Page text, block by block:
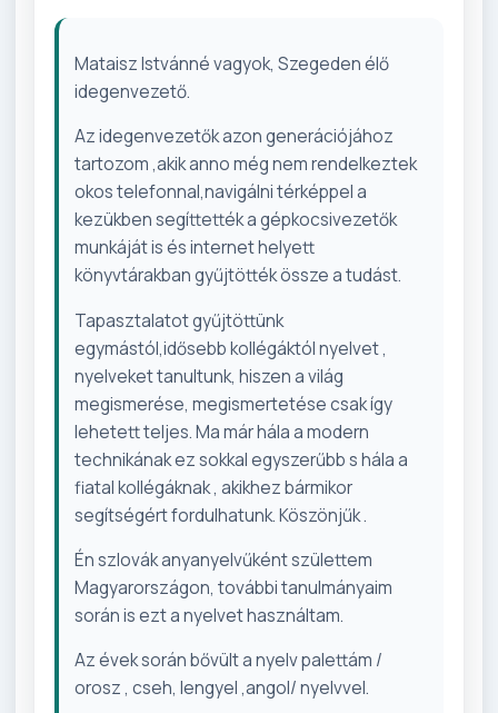
Mataisz Istvánné vagyok, Szegeden élő
idegenvezető.
Az idegenvezetők azon generációjához
tartozom ,akik anno még nem rendelkeztek
okos telefonnal,navigálni térképpel a
kezükben segíttették a gépkocsivezetők
munkáját is és internet helyett
könyvtárakban gyűjtötték össze a tudást.
Tapasztalatot gyűjtöttünk
egymástól,idősebb kollégáktól nyelvet ,
nyelveket tanultunk, hiszen a világ
megismerése, megismertetése csak így
lehetett teljes. Ma már hála a modern
technikának ez sokkal egyszerűbb s hála a
fiatal kollégáknak , akikhez bármikor
segítségért fordulhatunk. Köszönjűk .
Én szlovák anyanyelvűként születtem
Magyarországon, további tanulmányaim
során is ezt a nyelvet használtam.
Az évek során bővült a nyelv palettám /
orosz , cseh, lengyel ,angol/ nyelvvel.